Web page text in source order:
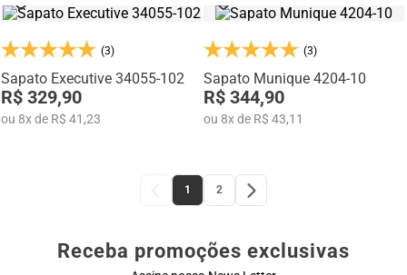
(3)
Sapato Executive 34055-102
R$ 329,90
ou 8xde R$ 41,23
(3)
Sapato Munique 4204-10
R$ 344,90
ou 8xde R$ 43,11
1 2
Receba promoções exclusivas